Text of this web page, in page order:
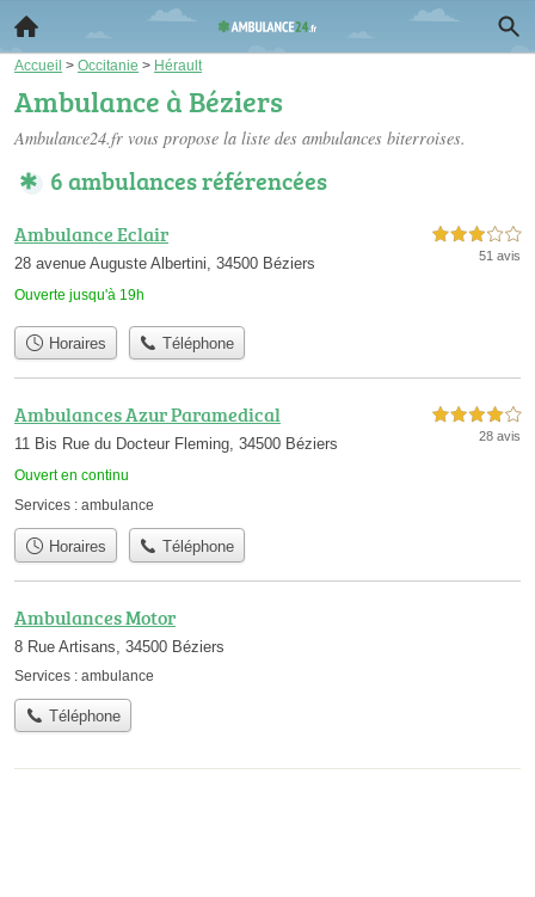
Accueil > Occitanie > Hérault
Ambulance à Béziers
Ambulance24.fr vous propose la liste des ambulances biterroises.
6 ambulances référencées
Ambulance Eclair
28 avenue Auguste Albertini, 34500 Béziers
Ouverte jusqu'à 19h
3,0 étoiles sur 5
51 avis
Horaires Téléphone
Ambulances Azur Paramedical
11 Bis Rue du Docteur Fleming, 34500 Béziers
Ouvert en continu
4,0 étoiles sur 5
28 avis
Services : ambulance
Horaires Téléphone
Ambulances Motor
8 Rue Artisans, 34500 Béziers
Services : ambulance
Téléphone